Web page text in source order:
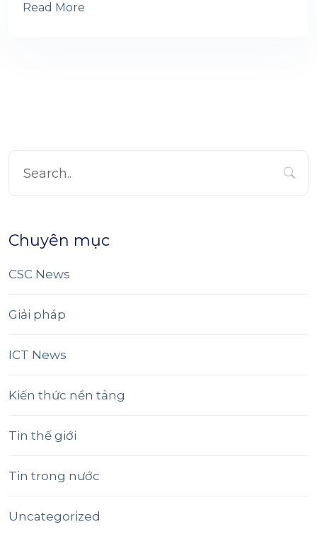
Read More
Chuyên mục
CSC News
Giải pháp
ICT News
Kiến thức nền tảng
Tin thế giới
Tin trong nước
Uncategorized